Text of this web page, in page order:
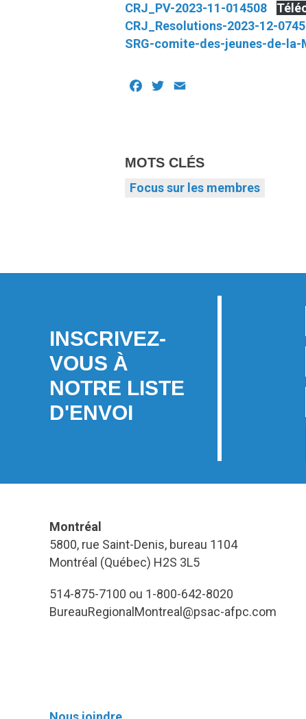
CRJ_PV-2023-11-014508
CRJ_Resolutions-2023-12-
SRG-comite-des-jeunes-de-
Facebook
Twitter
MOTS CLÉS
Focus sur les membres
INSCRIVEZ-
VOUS À
NOTRE LISTE
D'ENVOI
Montréal
5800, rue Saint-Denis, bureau 1104
Montréal (Québec) H2S 3L5
514-875-7100 ou 1-800-642-8020
BureauRegionalMontreal@psac-afpc.com